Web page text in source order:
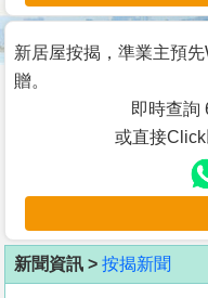
宅
谷
按
客
地
新居屋按揭，準業主預
贈。
即時查詢
或直接Click
新聞資訊 > 按揭新聞